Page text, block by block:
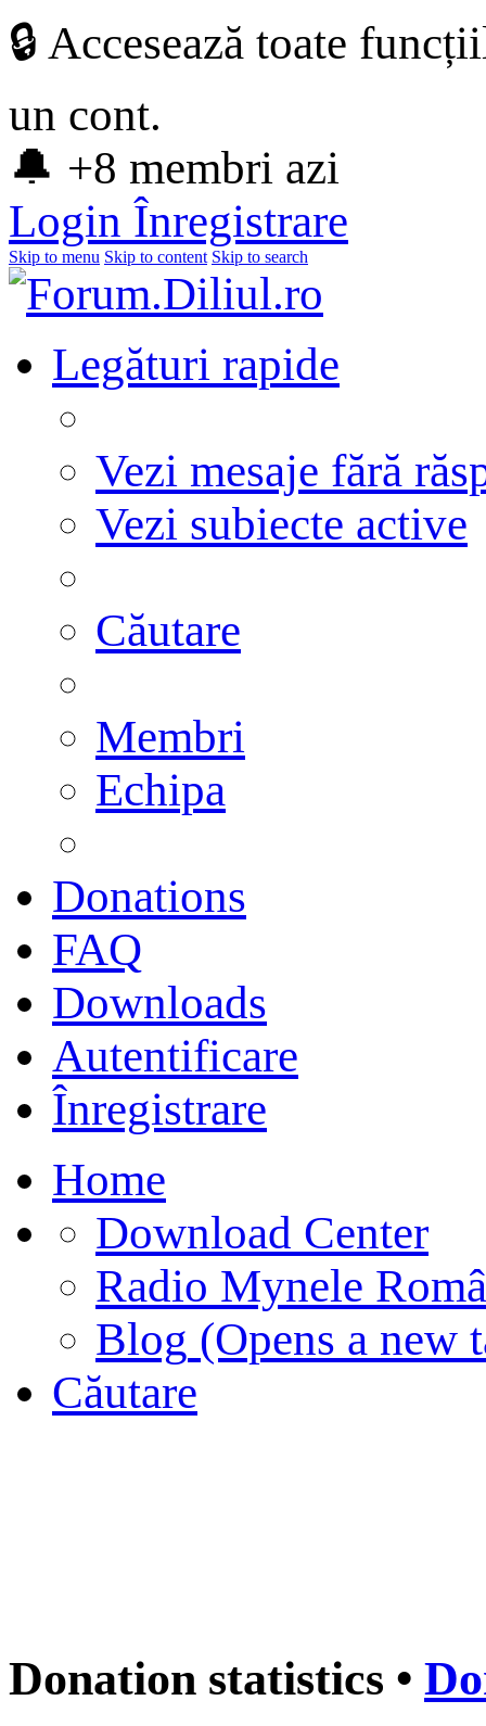
🔒 Accesează toate
un cont.
🔔 +8 membri azi
Login Înregistrare
Skip to menu Skip to content Skip to search
Legături rapide
Vezi mesaje fără
Vezi subiecte active
Căutare
Membri
Echipa
Donations
FAQ
Downloads
Autentificare
Înregistrare
Home
Download Center
Radio Mynele
Blog (Opens a new
Căutare
Donation statistics •